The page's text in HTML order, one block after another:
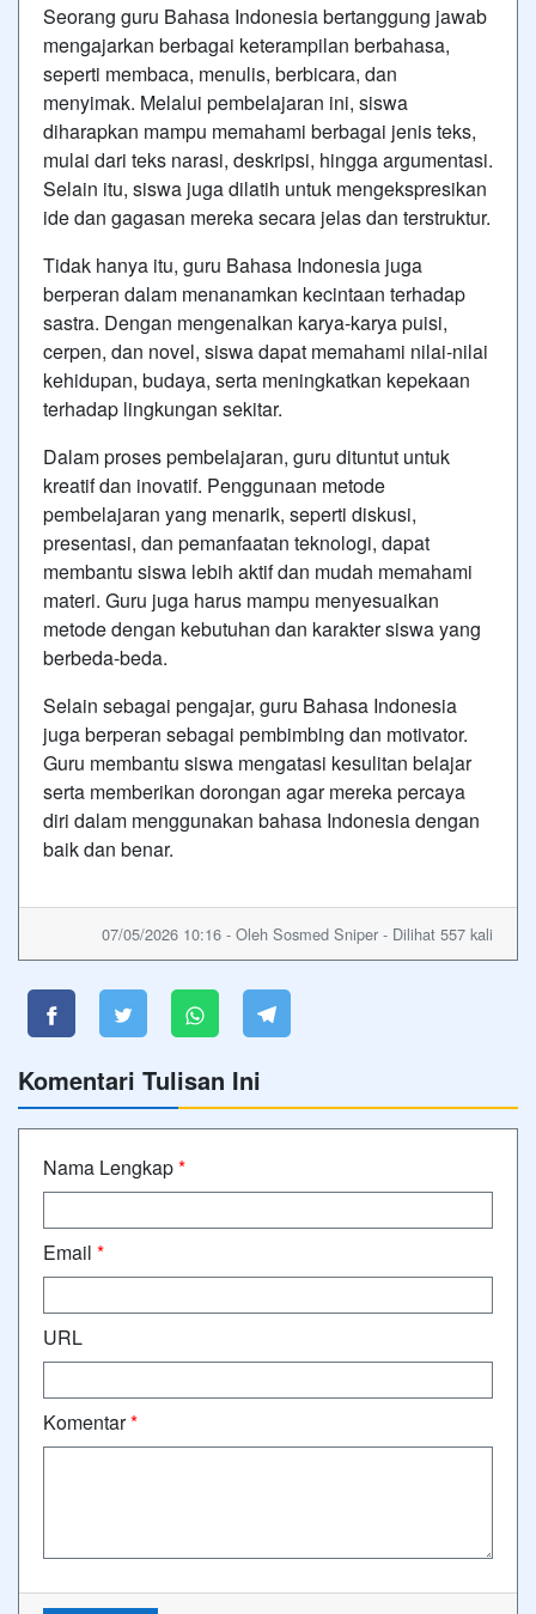
Seorang guru Bahasa Indonesia bertanggung jawab
mengajarkan berbagai keterampilan berbahasa,
seperti membaca, menulis, berbicara, dan
menyimak. Melalui pembelajaran ini, siswa
diharapkan mampu memahami berbagai jenis teks,
mulai dari teks narasi, deskripsi, hingga argumentasi.
Selain itu, siswa juga dilatih untuk mengekspresikan
ide dan gagasan mereka secara jelas dan terstruktur.
Tidak hanya itu, guru Bahasa Indonesia juga
berperan dalam menanamkan kecintaan terhadap
sastra. Dengan mengenalkan karya-karya puisi,
cerpen, dan novel, siswa dapat memahami nilai-nilai
kehidupan, budaya, serta meningkatkan kepekaan
terhadap lingkungan sekitar.
Dalam proses pembelajaran, guru dituntut untuk
kreatif dan inovatif. Penggunaan metode
pembelajaran yang menarik, seperti diskusi,
presentasi, dan pemanfaatan teknologi, dapat
membantu siswa lebih aktif dan mudah memahami
materi. Guru juga harus mampu menyesuaikan
metode dengan kebutuhan dan karakter siswa yang
berbeda-beda.
Selain sebagai pengajar, guru Bahasa Indonesia
juga berperan sebagai pembimbing dan motivator.
Guru membantu siswa mengatasi kesulitan belajar
serta memberikan dorongan agar mereka percaya
diri dalam menggunakan bahasa Indonesia dengan
baik dan benar.
07/05/2026 10:16 - Oleh Sosmed Sniper - Dilihat 557 kali
Komentari Tulisan Ini
Nama Lengkap*
Email *
URL
Komentar*